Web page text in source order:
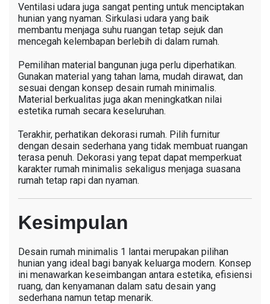
Ventilasi udara juga sangat penting untuk menciptakan
hunian yang nyaman. Sirkulasi udara yang baik
membantu menjaga suhu ruangan tetap sejuk dan
mencegah kelembapan berlebih di dalam rumah.
Pemilihan material bangunan juga perlu diperhatikan.
Gunakan material yang tahan lama, mudah dirawat, dan
sesuai dengan konsep desain rumah minimalis.
Material berkualitas juga akan meningkatkan nilai
estetika rumah secara keseluruhan.
Terakhir, perhatikan dekorasi rumah. Pilih furnitur
dengan desain sederhana yang tidak membuat ruangan
terasa penuh. Dekorasi yang tepat dapat memperkuat
karakter rumah minimalis sekaligus menjaga suasana
rumah tetap rapi dan nyaman.
Kesimpulan
Desain rumah minimalis 1 lantai merupakan pilihan
hunian yang ideal bagi banyak keluarga modern. Konsep
ini menawarkan keseimbangan antara estetika, efisiensi
ruang, dan kenyamanan dalam satu desain yang
sederhana namun tetap menarik.